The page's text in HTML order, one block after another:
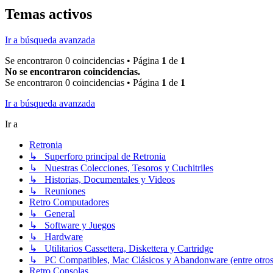
Temas activos
Ir a búsqueda avanzada
Se encontraron 0 coincidencias • Página 1 de 1
No se encontraron coincidencias.
Se encontraron 0 coincidencias • Página 1 de 1
Ir a búsqueda avanzada
Ir a
Retronia
↳ Superforo principal de Retronia
↳ Nuestras Colecciones, Tesoros y Cuchitriles
↳ Historias, Documentales y Videos
↳ Reuniones
Retro Computadores
↳ General
↳ Software y Juegos
↳ Hardware
↳ Utilitarios Cassettera, Diskettera y Cartridge
↳ PC Compatibles, Mac Clásicos y Abandonware (entre